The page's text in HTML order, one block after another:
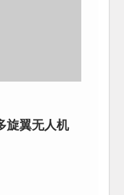
旋翼无人机